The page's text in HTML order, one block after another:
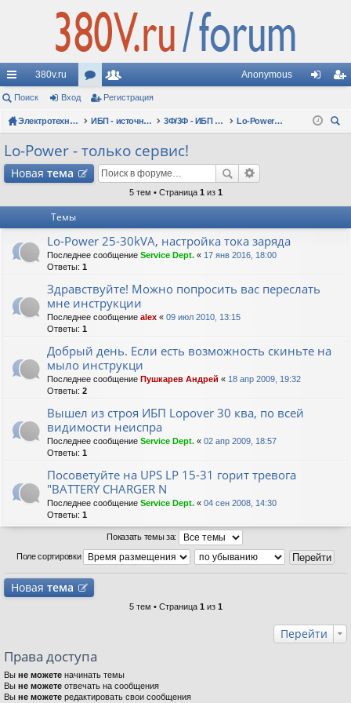
с
ы
лк
380v.ru
ор
ум
ол
ьз
ат
Anonymous
д ис
Поиск Вход Регистрация
Электротехнические форумы ИБП - источники бесперебойного питания 3Ф/3Ф - ИБП N-POWER: трехфазные 10 - 10000 кВА - вопросы по моделям
Lo-Power - только сервис!
Lo-Power - только сервис!
Новая тема
5 тем • Страница 1 из 1
Темы
Lo-Power 25-30kVA, настройка тока заряда
Последнее сообщение Service Dept. « 17 янв 2016, 18:00
Ответы: 1
Здравствуйте! Можно попросить вас переслать
мне инструкции
Последнее сообщение alex « 09 июл 2010, 13:15
Ответы: 1
Добрый день. Если есть возможность скиньте на
мыло инструкци
Последнее сообщение Пушкарев Андрей « 18 апр 2009, 19:32
Ответы: 2
Вышел из строя ИБП Lopover 30 ква, по всей
видимости неиспра
Последнее сообщение Service Dept. « 02 апр 2009, 18:57
Ответы: 1
Посоветуйте на UPS LP 15-31 горит тревога
"BATTERY CHARGER N
Последнее сообщение Service Dept. « 04 сен 2008, 14:30
Ответы: 1
Показать темы за:
Поле сортировки
Новая тема
5 тем • Страница 1 из 1
Перейти
Права доступа
Вы не можете начинать темы
Вы не можете отвечать на сообщения
Вы не можете редактировать свои сообщения